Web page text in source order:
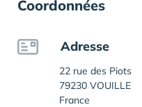
Coordonnées
Adresse
22 rue des Piots
79230 VOUILLE
France